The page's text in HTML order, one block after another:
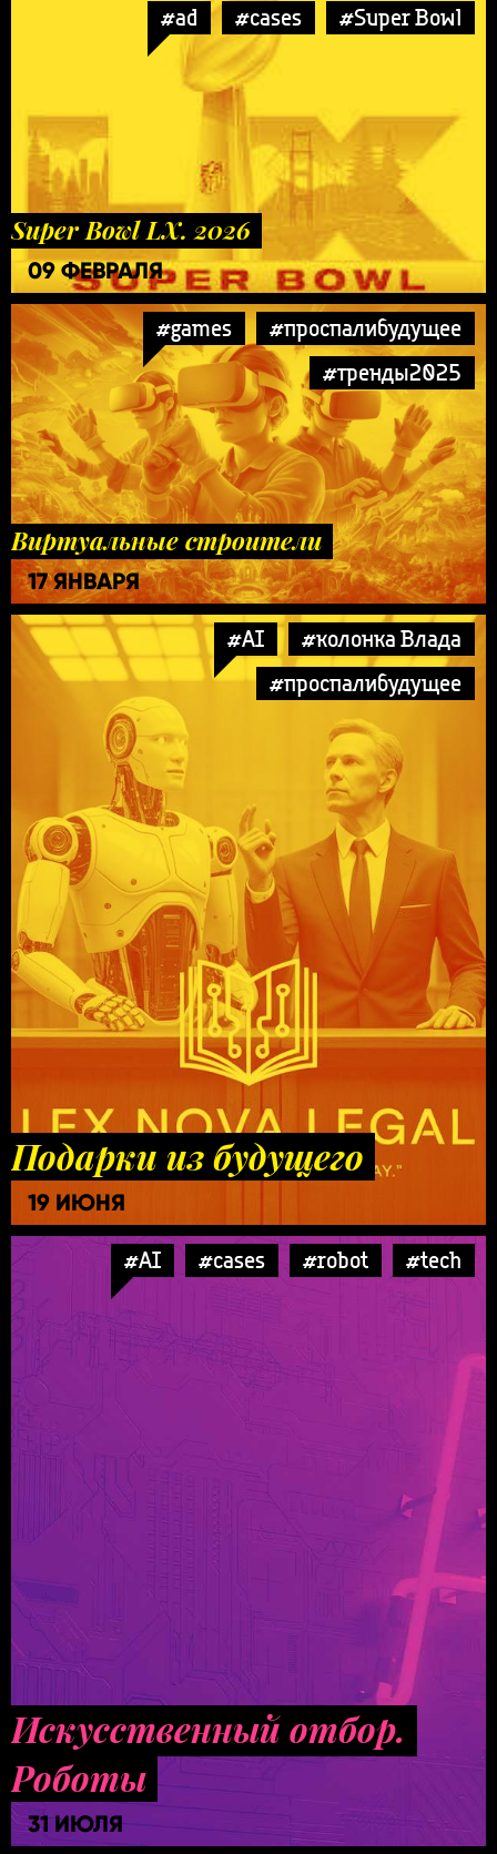
#ad #cases #Super Bowl
Super Bowl LX. 2026
09 ФЕВРАЛЯ
#games
#проспалибудущее
#тренды2025
Виртуальные строители
17 ЯНВАРЯ
#AI
#колонка Влада
#проспалибудущее
Подарки из будущего
19 ИЮНЯ
#AI #cases #robot #tech
Искусственный отбор.
Роботы
31 ИЮЛЯ